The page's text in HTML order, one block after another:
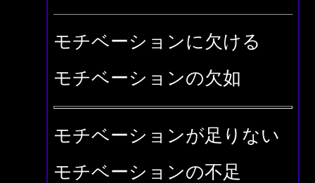
モチベーションに欠ける
モチベーションの欠如
モチベーションが足りない
モチベーションの不足